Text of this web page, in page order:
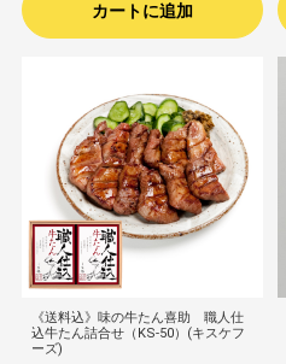
カートに追加
《送料込》味の牛たん喜助 職人仕
込牛たん詰合せ（KS-50）(キスケフ
ーズ)